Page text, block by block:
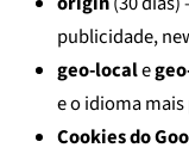
publicidade,
geo-locale
e o idioma
Cookies do